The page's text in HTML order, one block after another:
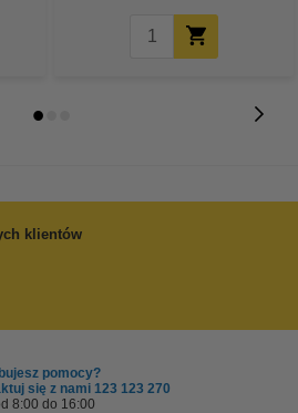
klientów
pomocy?
się z nami 123 123 270
8:00 do 16:00